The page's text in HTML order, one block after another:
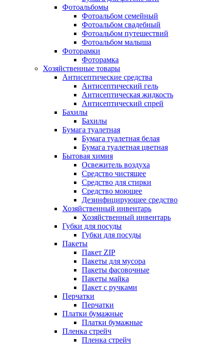
Фотоальбомы
Фотоальбом семейный
Фотоальбом свадебный
Фотоальбом путешествий
Фотоальбом малыша
Фоторамки
Фоторамка
Хозяйственные товары
Антисептические средства
Антисептический гель
Антисептическая жидкость
Антисептический спрей
Бахилы
Бахилы
Бумага туалетная
Бумага туалетная белая
Бумага туалетная цветная
Бытовая химия
Освежитель воздуха
Средство чистящее
Средство для стирки
Средство моющее
Дезинфицирующее средство
Хозяйственный инвентарь
Хозяйственный инвентарь
Губки для посуды
Губки для посуды
Пакеты
Пакет ZIP
Пакеты для мусора
Пакеты фасовочные
Пакеты майка
Пакет с ручками
Перчатки
Перчатки
Платки бумажные
Платки бумажные
Пленка стрейч
Пленка стрейч